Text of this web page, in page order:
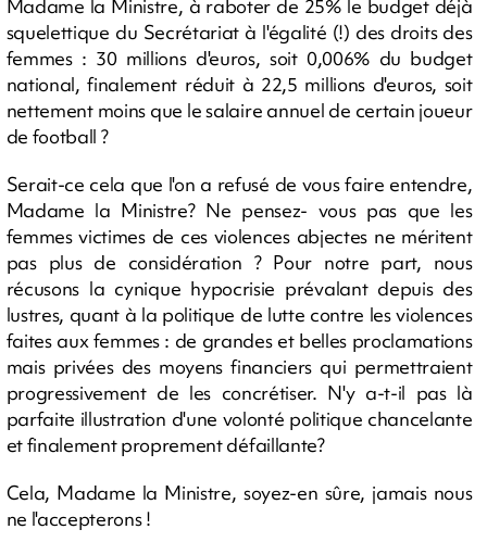
Madame la Ministre, à raboter de 25% le budget déjà
squelettique du Secrétariat à l'égalité (!) des droits des
femmes : 30 millions d'euros, soit 0,006% du budget
national, finalement réduit à 22,5 millions d'euros, soit
nettement moins que le salaire annuel de certain joueur
de football ?
Serait-ce cela que l'on a refusé de vous faire entendre,
Madame la Ministre? Ne pensez- vous pas que les
femmes victimes de ces violences abjectes ne méritent
pas plus de considération ? Pour notre part, nous
récusons la cynique hypocrisie prévalant depuis des
lustres, quant à la politique de lutte contre les violences
faites aux femmes : de grandes et belles proclamations
mais privées des moyens financiers qui permettraient
progressivement de les concrétiser. N'y a-t-il pas là
parfaite illustration d'une volonté politique chancelante
et finalement proprement défaillante?
Cela, Madame la Ministre, soyez-en sûre, jamais nous
ne l'accepterons !